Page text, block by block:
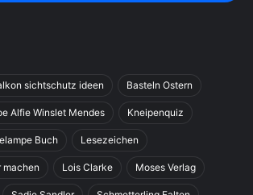
sichtschutz ideen Basteln Ostern
Alfie Winslet Mendes Kneipenquiz
Buch Lesezeichen
machen Lois Clarke Moses Verlag